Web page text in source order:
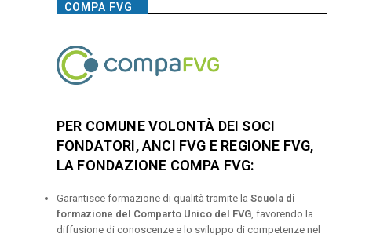
COMPA FVG
PER COMUNE VOLONTÀ DEI SOCI
FONDATORI, ANCI FVG E REGIONE FVG,
LA FONDAZIONE COMPA FVG:
Garantisce formazione di qualità tramite la Scuola di
formazione del Comparto Unico del FVG, favorendo la
diffusione di conoscenze e lo sviluppo di competenze nel